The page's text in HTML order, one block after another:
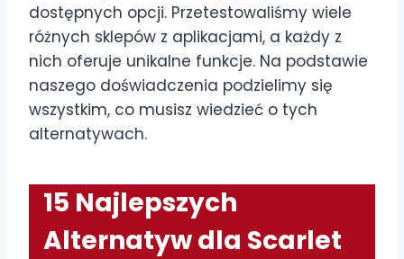
dostępnych opcji. Przetestowaliśmy wiele
różnych sklepów z aplikacjami, a każdy z
nich oferuje unikalne funkcje. Na podstawie
naszego doświadczenia podzielimy się
wszystkim, co musisz wiedzieć o tych
alternatywach.
15 Najlepszych
Alternatyw dla Scarlet